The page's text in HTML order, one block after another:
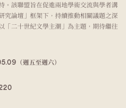
。該聯盟旨在促進兩地學術交流與學者溝
究論壇」框架下，持續推動相關議題之深
「二十世紀文學主潮」為主題，期待繼往
（週五至週六）